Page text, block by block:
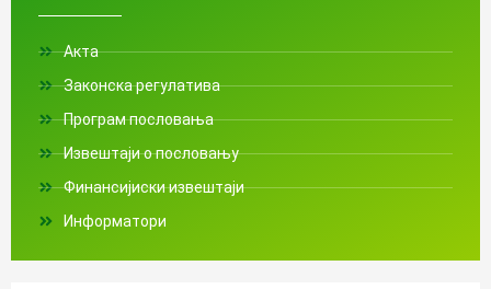
Акта
Законска регулатива
Програм пословања
Извештаји о пословању
Финансијиски извештаји
Информатори